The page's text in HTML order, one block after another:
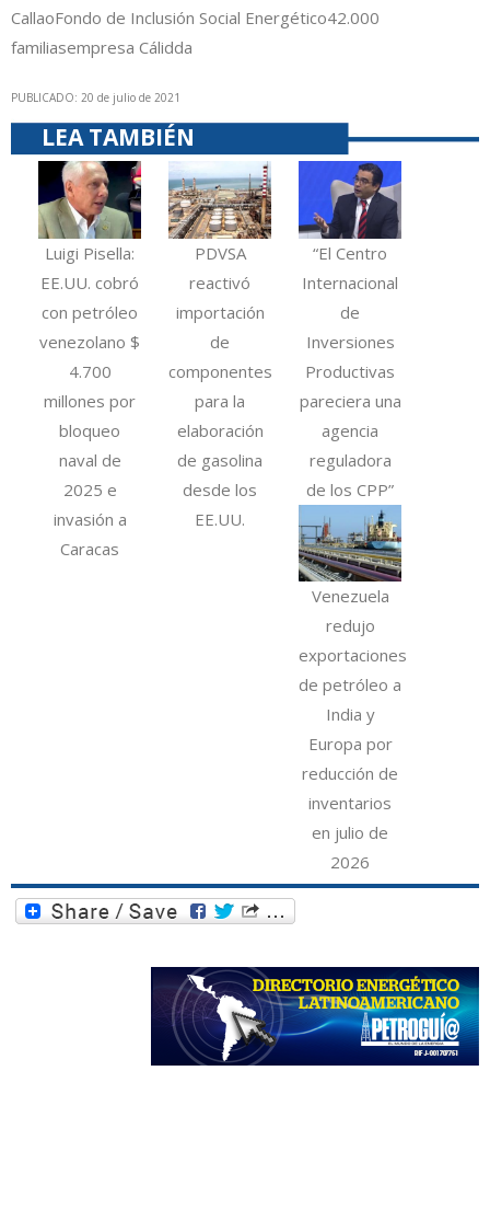
CallaoFondo de Inclusión Social Energético42.000
familiasempresa Cálidda
PUBLICADO: 20 de julio de 2021
LEA TAMBIÉN
Luigi Pisella:
EE.UU. cobró
con petróleo
venezolano $
4.700
millones por
bloqueo
naval de
2025 e
invasión a
Caracas
PDVSA
reactivó
importación
de
componentes
para la
elaboración
de gasolina
desde los
EE.UU.
“El Centro
Internacional
de
Inversiones
Productivas
pareciera una
agencia
reguladora
de los CPP”
Venezuela
redujo
exportaciones
de petróleo a
India y
Europa por
reducción de
inventarios
en julio de
2026